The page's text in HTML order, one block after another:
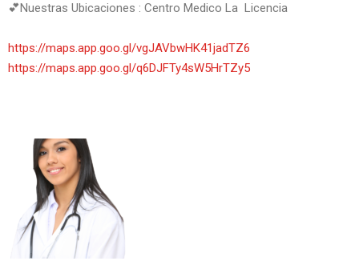
💕Nuestras Ubicaciones : Centro Medico La Licencia
https://maps.app.goo.gl/vgJAVbwHK41jadTZ6
https://maps.app.goo.gl/q6DJFTy4sW5HrTZy5